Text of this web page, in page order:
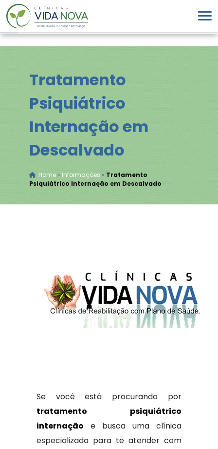
Tratamento
Psiquiátrico
Internação em
Descalvado
Home» Informações » Tratamento
Psiquiátrico Internação em Descalvado
Se você está procurando por
tratamento psiquiátrico
internação e busca uma clínica
especializada para te atender com